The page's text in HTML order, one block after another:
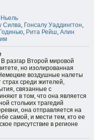
Силва, Гонсалу Уаддингтон,
, Рита Рейш, Алин
разгар Второй мировой
но изолированная
воздушные налеты
среди жителей,
связанные с
в том, что она является
стольких трагедий
она отправляется на
самой, и мести тем, кто ее
присутствие в регионе